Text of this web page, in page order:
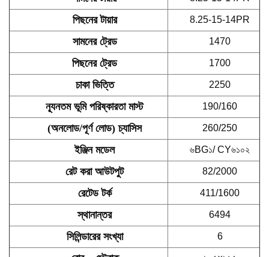
পিছনের টায়ার 8.25-15-14PR
সামনের ট্রেড 1470
পিছনের ট্রেড 1700
চাকা ভিত্তি 2250
ন্যূনতম ভূমি পরিষ্কারতা মাস্ট 190/160
(অনলোড/পূর্ণ লোড) চ্যাসিস 260/250
ইঞ্জিন মডেল ৬BG১/ CY৬১০২
রেট করা আউটপুট 82/2000
রেটেড টর্ক 411/1600
স্থানান্তর 6494
সিলিন্ডারের সংখ্যা 6